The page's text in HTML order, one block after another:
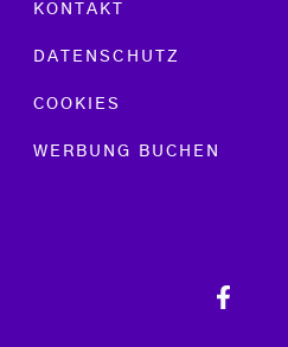
KONTAKT
DATENSCHUTZ
COOKIES
WERBUNG BUCHEN